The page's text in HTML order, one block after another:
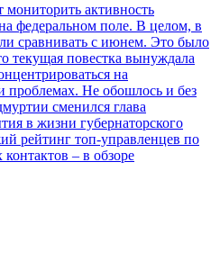
активность
федеральном поле. В целом, в
сравнивать с июнем. Это было
текущая повестка вынуждала
на
проблемах. Не обошлось и без
сменился глава
в жизни губернаторского
рейтинг топ-управленцев по
– в обзоре